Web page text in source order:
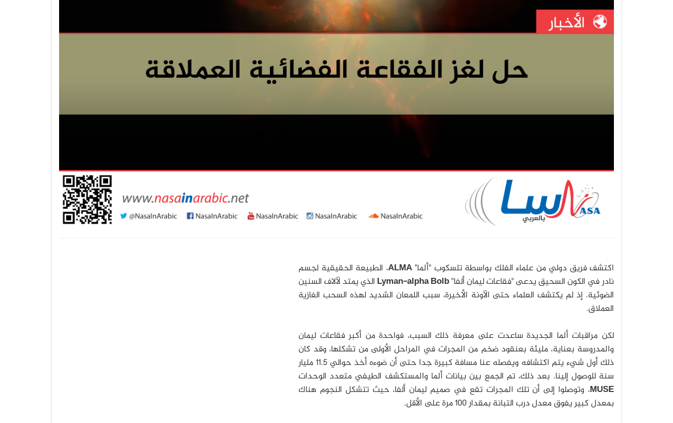
اكتشف فريق دولي من علماء الفلك بواسطة تلسكوب "ألما" ALMA
، الطبيعة الحقيقية لجسم
نادر في الكون السحيق يدعى "فقاعات ليمان ألفا"Lyman-alpha Bolb الذي يمتد لآلاف السنين
الضوئية. إذ لم يكتشف العلماء حتى الآونة الأخيرة، سبب اللمعان الشديد لهذه السحب الغازية
العملاق.
لكن مراقبات ألما الجديدة ساعدت على معرفة ذلك السبب، فواحدة من أكبر فقاعات ليمان
والمدروسة بعناية، مليئة بعنقود ضخم من المجرات في المراحل الأولى من تشكلها، وقد كان
ذلك أول شيء يتم اكتشافه ويفصله عنا مسافة كبيرة جدا حتى أن ضوءه أخذ حوالي 11.5 مليار
سنة للوصول إلينا. بعد ذلك، تم الجمع بين بيانات ألما والمستكشف الطيفي متعدد الوحدات
MUSE، وتوصلوا إلى أن تلك المجرات تقع في صميم ليمان ألفا، حيث تتشكل النجوم هناك
بمعدل كبير يفوق معدل درب التبانة بمقدار 100 مرة على الأقل.